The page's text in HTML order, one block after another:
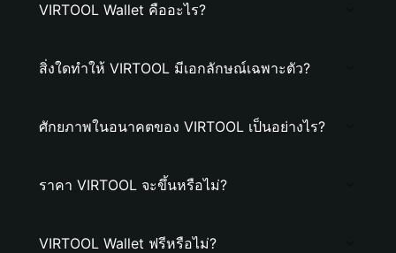
VIRTOOL Wallet คืออะไร?
สิ่งใดทำให้ VIRTOOL มีเอกลักษณ์เฉพาะตัว?
ศักยภาพในอนาคตของ VIRTOOL เป็นอย่างไร?
ราคา VIRTOOL จะขึ้นหรือไม่?
VIRTOOL Wallet ฟรีหรือไม่?